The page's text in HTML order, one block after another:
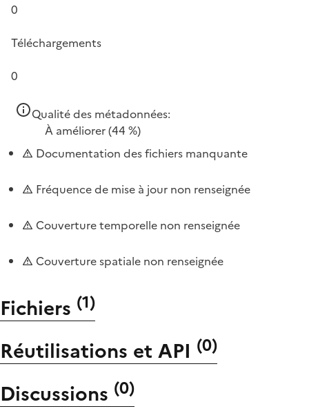
0
Téléchargements
0
Qualité des métadonnées:
À améliorer(44 %)
Documentation des fichiers manquante
Fréquence de mise à jour non renseignée
Couverture temporelle non renseignée
Couverture spatiale non renseignée
Fichiers (1)
Réutilisations et API (0)
Discussions (0)